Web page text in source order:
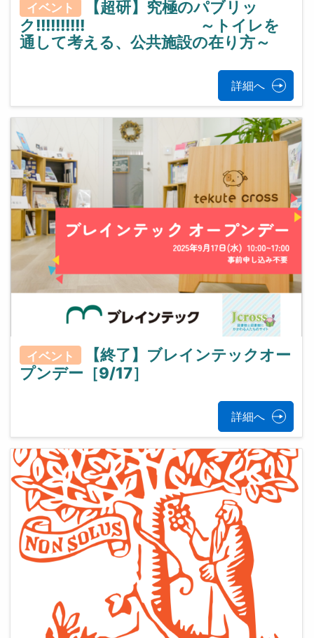
イベント
【超研】究極のパブリッ
ク!!!!!!!!!! ～トイレを
通して考える、公共施設の在り方～
詳細へ
イベント
【終了】ブレインテックオー
プンデー［9/17］
詳細へ